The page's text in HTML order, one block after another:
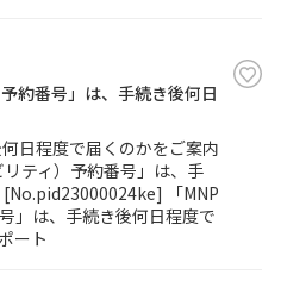
約番号」は、手続き後何日
日程度で届くのかをご案内
ティ）予約番号」は、手
「MNP
」は、手続き後何日程度で
ート